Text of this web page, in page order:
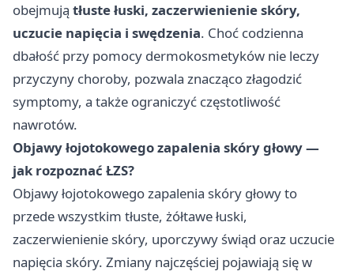
obejmują tłuste łuski, zaczerwienienie skóry,
uczucie napięcia i swędzenia. Choć codzienna
dbałość przy pomocy dermokosmetyków nie leczy
przyczyny choroby, pozwala znacząco złagodzić
symptomy, a także ograniczyć częstotliwość
nawrotów.
Objawy łojotokowego zapalenia skóry głowy —
jak rozpoznać ŁZS?
Objawy łojotokowego zapalenia skóry głowy to
przede wszystkim tłuste, żółtawe łuski,
zaczerwienienie skóry, uporczywy świąd oraz uczucie
napięcia skóry. Zmiany najczęściej pojawiają się w